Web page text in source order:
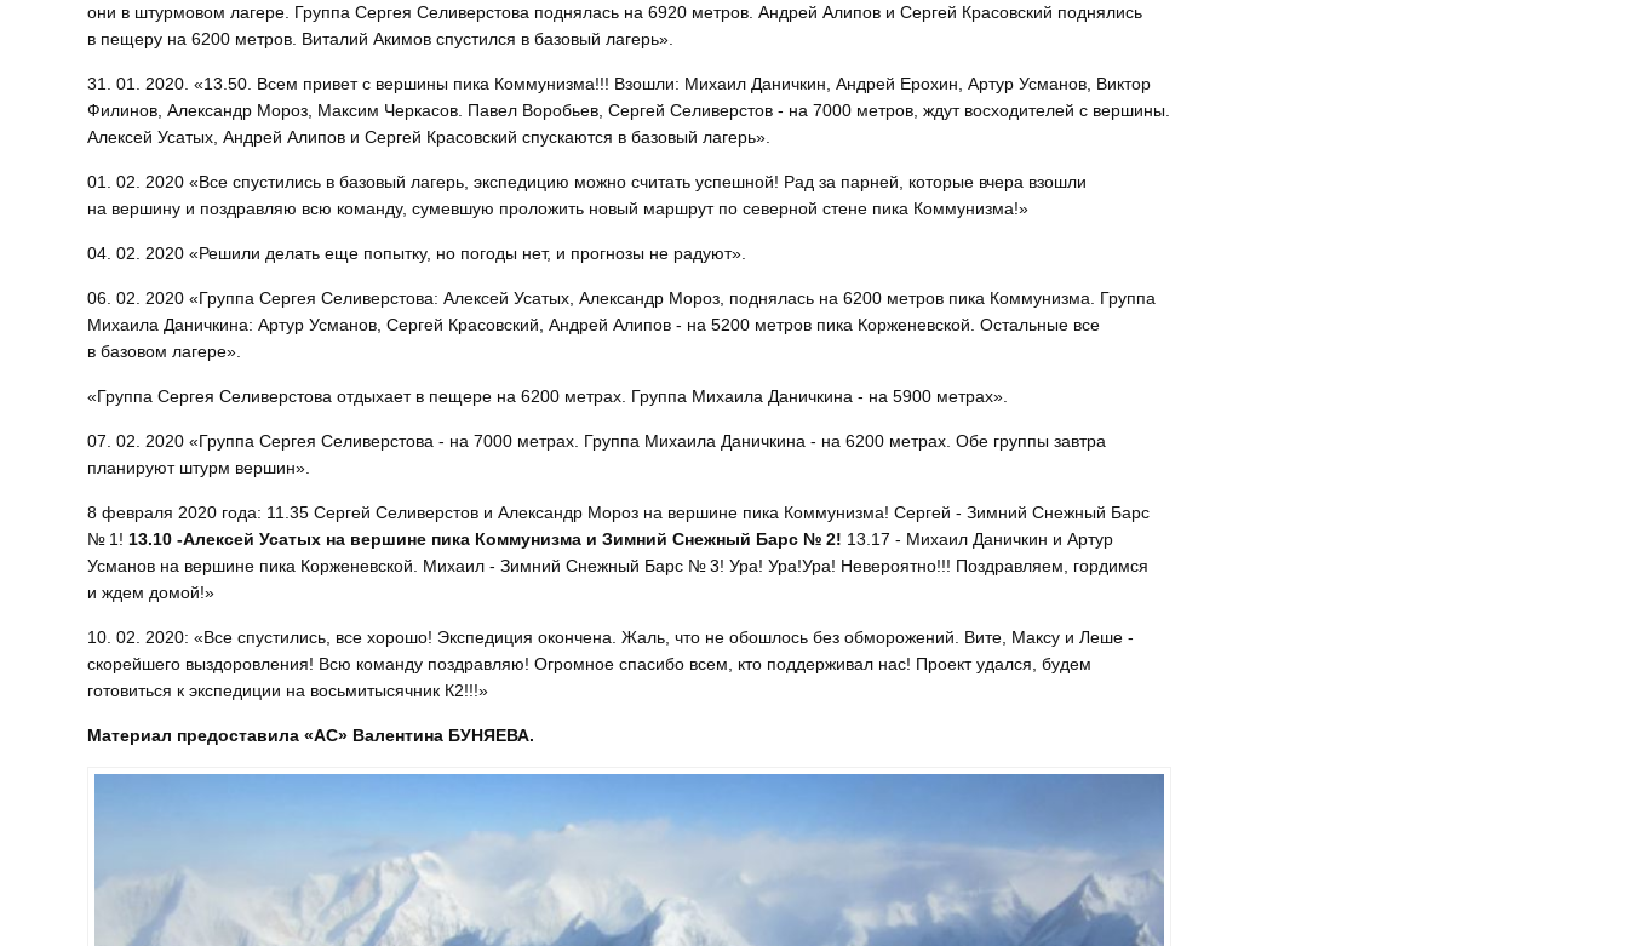
они в штурмовом лагере. Группа Сергея Селиверстова поднялась на 6920 метров. Андрей Алипов и Сергей Красовский поднялись
в пещеру на 6200 метров. Виталий Акимов спустился в базовый лагерь».
31. 01. 2020. «13.50. Всем привет с вершины пика Коммунизма!!! Взошли: Михаил Даничкин, Андрей Ерохин, Артур Усманов, Виктор
Филинов, Александр Мороз, Максим Черкасов. Павел Воробьев, Сергей Селиверстов - на 7000 метров, ждут восходителей с вершины.
Алексей Усатых, Андрей Алипов и Сергей Красовский спускаются в базовый лагерь».
01. 02. 2020 «Все спустились в базовый лагерь, экспедицию можно считать успешной! Рад за парней, которые вчера взошли
на вершину и поздравляю всю команду, сумевшую проложить новый маршрут по северной стене пика Коммунизма!»
04. 02. 2020 «Решили делать еще попытку, но погоды нет, и прогнозы не радуют».
06. 02. 2020 «Группа Сергея Селиверстова: Алексей Усатых, Александр Мороз, поднялась на 6200 метров пика Коммунизма. Группа
Михаила Даничкина: Артур Усманов, Сергей Красовский, Андрей Алипов - на 5200 метров пика Корженевской. Остальные все
в базовом лагере».
«Группа Сергея Селиверстова отдыхает в пещере на 6200 метрах. Группа Михаила Даничкина - на 5900 метрах».
07. 02. 2020 «Группа Сергея Селиверстова - на 7000 метрах. Группа Михаила Даничкина - на 6200 метрах. Обе группы завтра
планируют штурм вершин».
8 февраля 2020 года: 11.35 Сергей Селиверстов и Александр Мороз на вершине пика Коммунизма! Сергей - Зимний Снежный Барс
№ 1! 13.10 -Алексей Усатых на вершине пика Коммунизма и Зимний Снежный Барс № 2! 13.17 - Михаил Даничкин и Артур
Усманов на вершине пика Корженевской. Михаил - Зимний Снежный Барс № 3! Ура! Ура!Ура! Невероятно!!! Поздравляем, гордимся
и ждем домой!»
10. 02. 2020: «Все спустились, все хорошо! Экспедиция окончена. Жаль, что не обошлось без обморожений. Вите, Максу и Леше -
скорейшего выздоровления! Всю команду поздравляю! Огромное спасибо всем, кто поддерживал нас! Проект удался, будем
готовиться к экспедиции на восьмитысячник К2!!!»
Материал предоставила «АС» Валентина БУНЯЕВА.